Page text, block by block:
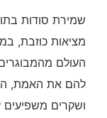
שמירת סודות
מציאות כוזבת,
העולם
להם את האמת,
ושקרים משפיעים